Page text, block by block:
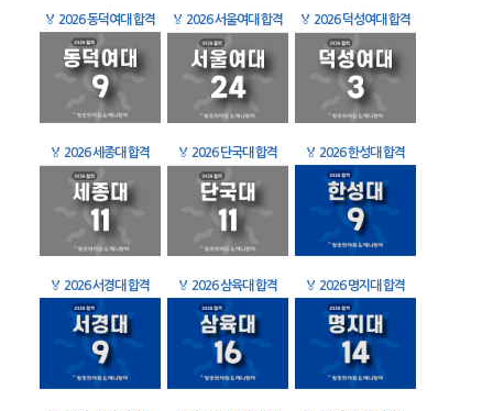
🏅 2026 동덕여대 합격 🏅 2026 서울여대 합격 🏅 2026 덕성여대 합격
🏅 2026 세종대 합격 🏅 2026 단국대 합격 🏅 2026 한성대 합격
🏅 2026 서경대 합격 🏅 2026 삼육대 합격 🏅 2026 명지대 합격